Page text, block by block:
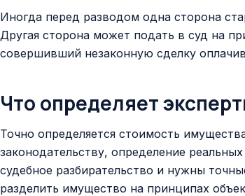
Иногда перед разводом одна сторона
Другая сторона может подать в суд на
совершивший незаконную сделку
Что определяет
Точно определяется стоимость
законодательству, определение
судебное разбирательство и нужны
разделить имущество на принципах